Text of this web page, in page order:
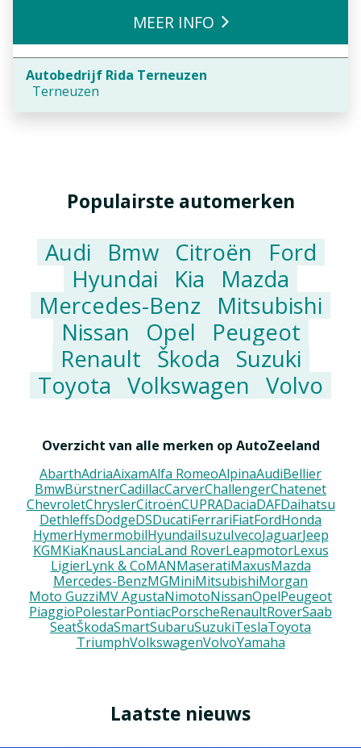
Autobedrijf Rida Terneuzen
Terneuzen
MEER INFO
Populairste automerken
Audi Bmw Citroën
Ford
Hyundai
Kia
Mazda
Mercedes-Benz
Mitsubishi
Nissan
Opel
Peugeot
Renault Škoda
Suzuki
Toyota Volkswagen Volvo
Overzicht van alle merken op AutoZeeland
AbarthAdriaAixamAlfa RomeoAlpinaAudiBellier
BmwBürstnerCadillacCarverChallengerChatenet
ChevroletChryslerCitroënCUPRADaciaDAFDaihatsu
DethleffsDodgeDSDucatiFerrariFiatFordHonda
HymerHymermobilHyundaiIsuzuIvecoJaguarJeep
KGMKiaKnausLanciaLand RoverLeapmotorLexus
LigierLynk & CoMANMaseratiMaxusMazda
Mercedes-BenzMGMiniMitsubishiMorgan
Moto GuzziMV AgustaNimotoNissanOpelPeugeot
PiaggioPolestarPontiacPorscheRenaultRoverSaab
SeatŠkodaSmartSubaruSuzukiTeslaToyota
TriumphVolkswagenVolvoYamaha
Laatste nieuws